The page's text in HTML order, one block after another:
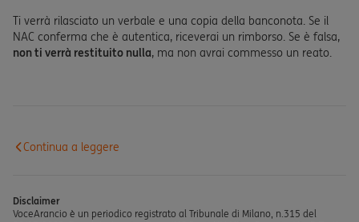
Ti verrà rilasciato un verbale e una copia della banconota. Se il
NAC conferma che è autentica, riceverai un rimborso. Se è falsa,
non ti verrà restituito nulla, ma non avrai commesso un reato.
Continua a leggere
Disclaimer
VoceArancio è un periodico registrato al Tribunale di Milano, n.315 del